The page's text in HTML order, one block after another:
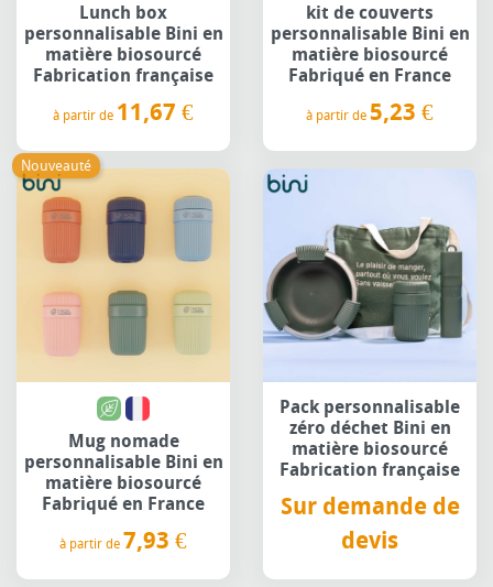
Lunch box
personnalisable Bini en
matière biosourcé
Fabrication française
à partir de 11,67 €
kit de couverts
personnalisable Bini en
matière biosourcé
Fabriqué en France
à partir de 5,23 €
Nouveauté
Mug nomade
personnalisable Bini en
matière biosourcé
Fabriqué en France
à partir de 7,93 €
Pack personnalisable
zéro déchet Bini en
matière biosourcé
Fabrication française
Sur demande de
devis